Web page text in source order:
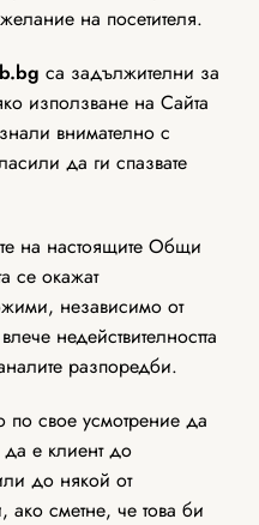
на посетителя.
.bg са задължителни за
използване нa Сайта
внимателно с
да ги спазвате
на настоящите Общи
се окажат
независимо от
недействителността
разпоредби.
по свое усмотрение да
е клиент до
до някой от
ако сметне, че това би